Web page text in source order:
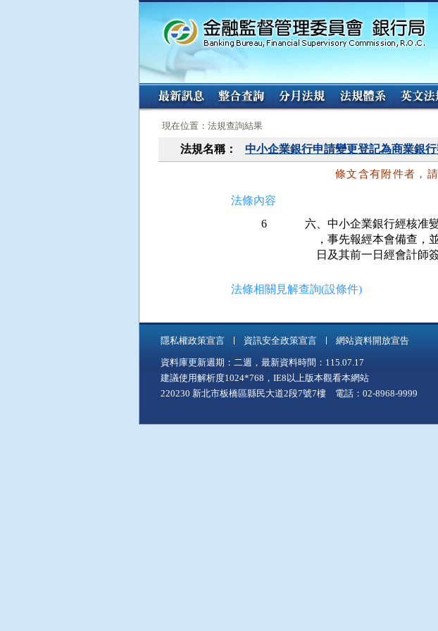
:::
現在位置：法規查詢結果
法規名稱： 中小企業銀行申請變更登記為商業銀
條文含有附件者，
法條內容
6
六、中小企業銀行經核准
，事先報經本會備查
日及其前一日經會計師
法條相關見解查詢(設條件)
隱私權政策宣言 資訊安全政策宣言 網站資料開放宣告
資料庫更新週期：二週，最新資料時間：115.07.17
建議使用解析度1024*768，IE8以上版本觀看本網站
220230 新北市板橋區縣民大道2段7號7樓 電話：02-8968-9999